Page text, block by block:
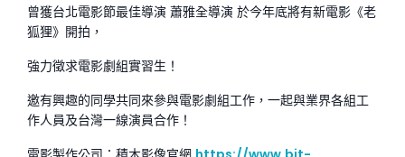
曾獲台北電影節最佳導演 蕭雅全導演 於今年底將有新電影《老
狐狸》開拍，
強力徵求電影劇組實習生！
邀有興趣的同學共同來參與電影劇組工作，一起與業界各組工
作人員及台灣一線演員合作！